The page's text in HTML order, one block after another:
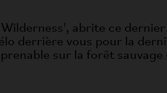
abrite ce
derrière vous pour la
sur la forêt sauvage